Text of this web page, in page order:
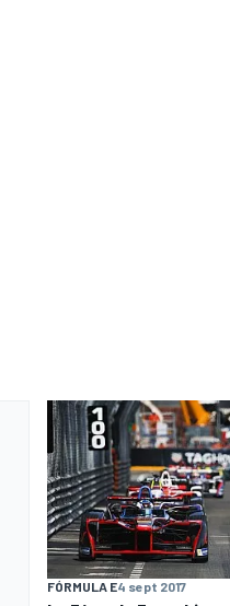
FÓRMULA E4 sept 2017